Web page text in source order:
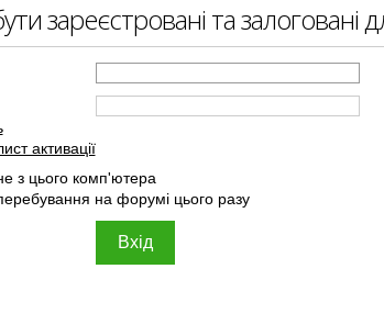
зареєстровані та залоговані
активації
з цього комп'ютера
на форумі цього разу